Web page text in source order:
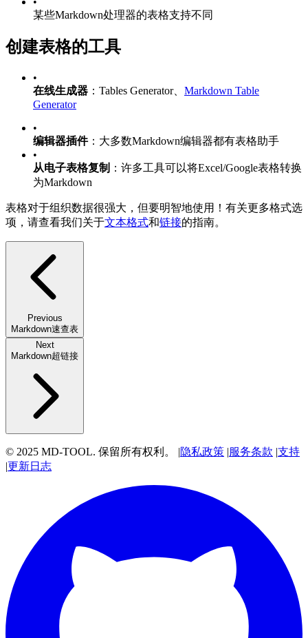
某些Markdown处理器的表格支持不同
创建表格的工具
•
在线生成器 ：Tables Generator、 Markdown Table
Generator
•
编辑器插件：大多数Markdown编辑器都有表格助手
•
从电子表格复制 ：许多工具可以将Excel/Google表格转换
为Markdown
表格对于组织数据很强大，但要明智地使用！有关更多格式选
项，请查看我们关于文本格式和链接的指南。
Previous
Markdown速查表
Next
Markdown超链接
© 2025 MD-TOOL. 保留所有权利。 |隐私政策 |服务条款 |支持
|更新日志